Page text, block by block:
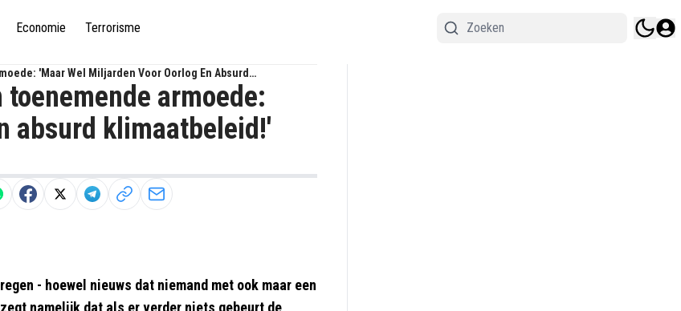
Economie Terrorisme
'Maar Wel Miljarden Voor Oorlog En Absurd
armoede:
absurd klimaatbeleid!'
- hoewel nieuws dat niemand met ook maar een
namelijk dat als er verder niets gebeurt de